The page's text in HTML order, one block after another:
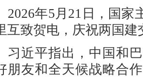
2026年5月21日，国家
互致贺电，庆祝两国建
习近平指出，中国和
朋友和全天候战略合